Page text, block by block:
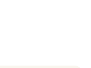
a
lounges, su río
amable